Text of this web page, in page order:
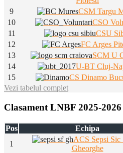
9
CSM Targu
10
CSO
11
CSU
12
FC Arges
13
SCM U
14
U-BT Cluj-
15
CS Dinamo
Vezi tabelul complet
Clasament LNBF 2025-2026
Pos Echipa
1
ACS Sepsi Sic
Gheorghe